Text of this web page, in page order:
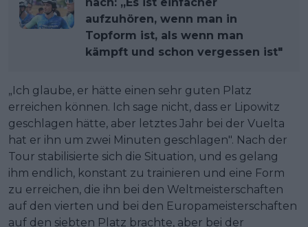
aufzuhören, wenn man in
Topform ist, als wenn man
kämpft und schon vergessen ist"
„Ich glaube, er hätte einen sehr guten Platz
erreichen können. Ich sage nicht, dass er Lipowitz
geschlagen hätte, aber letztes Jahr bei der Vuelta
hat er ihn um zwei Minuten geschlagen". Nach der
Tour stabilisierte sich die Situation, und es gelang
ihm endlich, konstant zu trainieren und eine Form
zu erreichen, die ihn bei den Weltmeisterschaften
auf den vierten und bei den Europameisterschaften
auf den siebten Platz brachte, aber bei der